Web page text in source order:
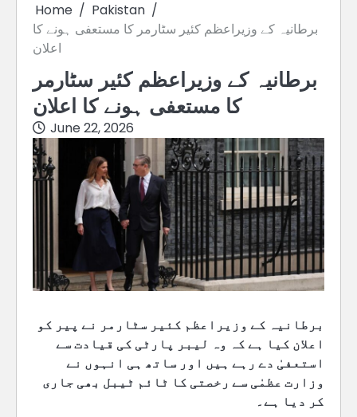
Home
Pakistan
برطانیہ کے وزیراعظم کئیر سٹارمر کا مستعفی ہونے کا
اعلان
برطانیہ کے وزیراعظم کئیر سٹارمر
کا مستعفی ہونے کا اعلان
June 22, 2026
برطانیہ کے وزیراعظم کئیر سٹارمر نے پیر کو
اعلان کیا ہے کہ وہ لیبر پارٹی کی قیادت سے
استعفیٰ دے رہے ہیں اور ساتھ ہی انہوں نے
وزارت عظمٰی سے رخصتی کا ٹائم ٹیبل بھی جاری
کر دیا ہے۔